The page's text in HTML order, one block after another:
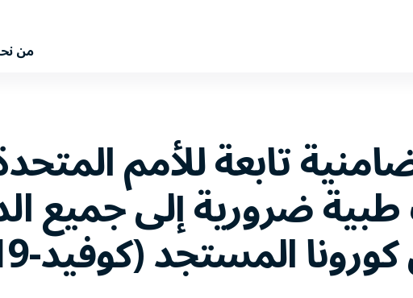
من
تابعة للأمم
ضرورية إلى جميع
المستجد (كوفيد-19)